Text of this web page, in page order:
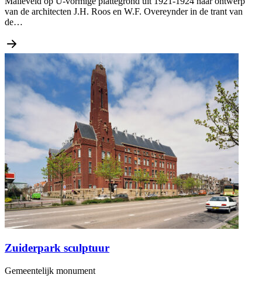
van de architecten J.H. Roos en W.F. Overeynder in de trant van
de…
Zuiderpark sculptuur
Gemeentelijk monument